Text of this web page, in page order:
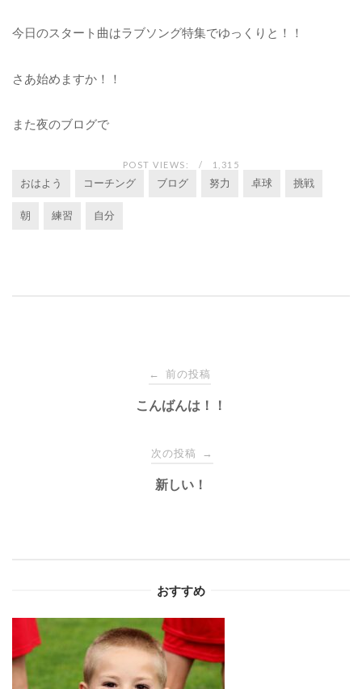
今日のスタート曲はラブソング特集でゆっくりと！！
さあ始めますか！！
また夜のブログで
POST VIEWS: 1,315
おはよう コーチング ブログ 努力 卓球 挑戦
朝 練習 自分
シ
ョ
← 前の投稿
こんばんは！！
次の投稿 →
新しい！
おすすめ